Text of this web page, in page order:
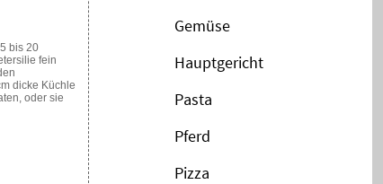
bis 20
fein
dicke Küchle
oder sie
Gemüse
Hauptgericht
Pasta
Pferd
Pizza